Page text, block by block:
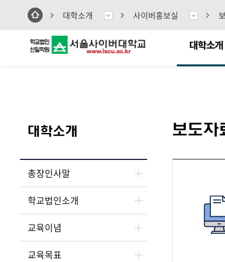
입학안내 대학원 평생교육원 포털시스템 카톡상
대학소개
대학소개 사이버홍보실
대학소개
총장인사말
학교법인소개
교육이념
교육목표
보도자